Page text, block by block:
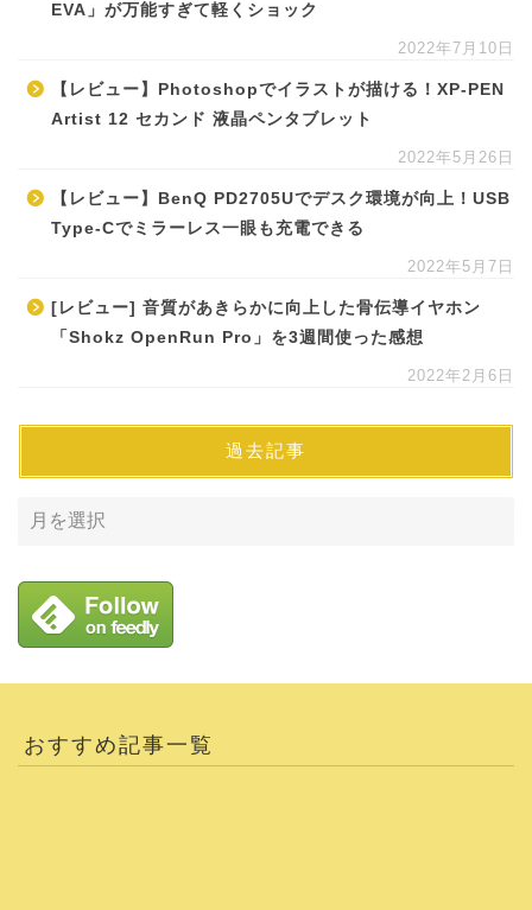
EVA」が万能すぎて軽くショック
2022年7月10日
【レビュー】Photoshopでイラストが描ける！XP-PEN
Artist 12 セカンド 液晶ペンタブレット
2022年5月26日
【レビュー】BenQ PD2705Uでデスク環境が向上！USB
Type-Cでミラーレス一眼も充電できる
2022年5月7日
[レビュー] 音質があきらかに向上した骨伝導イヤホン
「Shokz OpenRun Pro」を3週間使った感想
2022年2月6日
過去記事
おすすめ記事一覧